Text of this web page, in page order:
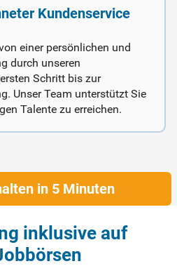
Kundenservice
einer persönlichen und
durch unseren
Schritt bis zur
Unser Team unterstützt Sie
Talente zu erreichen.
in 5 Minuten
inklusive auf